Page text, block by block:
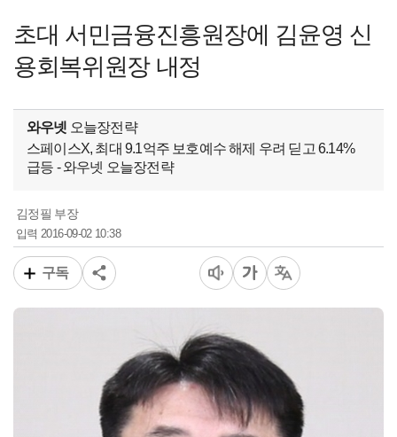
초대 서민금융진흥원장에 김윤영 신
용회복위원장 내정
와우넷 오늘장전략
스페이스X, 최대 9.1억주 보호예수 해제 우려 딛고 6.14%
급등 - 와우넷 오늘장전략
김정필 부장
입력2016-09-02 10:38
구독